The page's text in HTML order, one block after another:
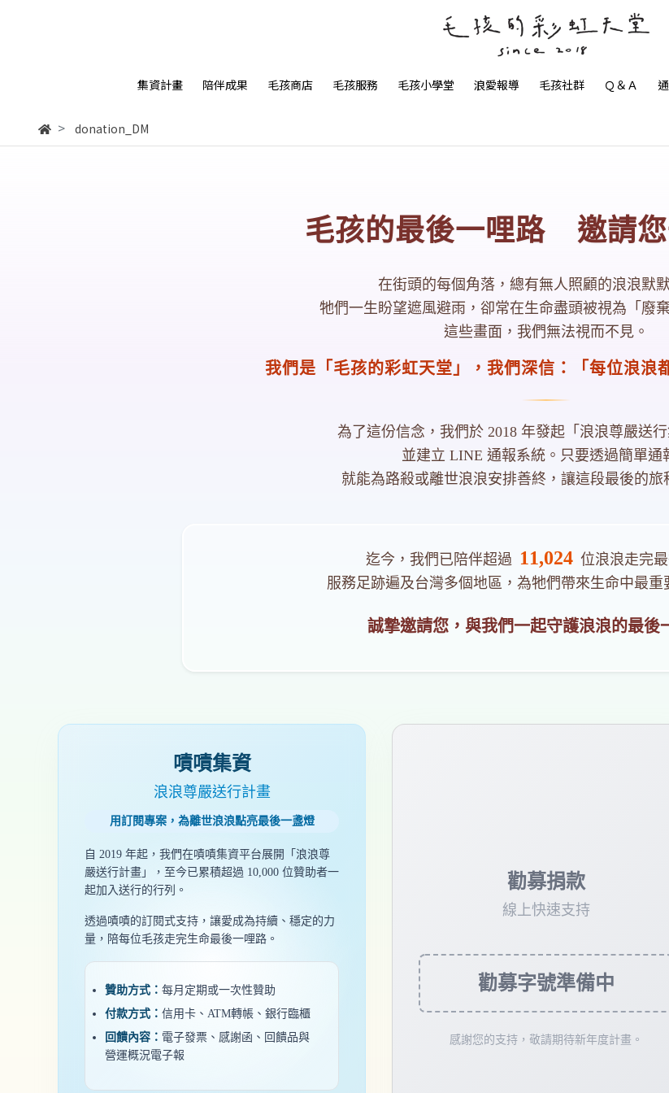
集資計畫 陪伴成果 毛孩商店 毛孩服務 毛孩小學堂 浪愛報導 毛孩社群 Ｑ＆Ａ
donation_DM
毛孩的最後一哩路 邀請
在街頭的每個角落，總有無人照顧的浪浪默
牠們一生盼望遮風避雨，卻常在生命盡頭被視為「廢
這些畫面，我們無法視而不見。
我們是「毛孩的彩虹天堂」，我們深信：「每位浪浪
為了這份信念，我們於 2018 年發起「浪浪尊嚴送行
並建立 LINE 通報系統。只要透過簡單通
就能為路殺或離世浪浪安排善終，讓這段最後的旅
迄今，我們已陪伴超過 11,024 位浪浪走完最
服務足跡遍及台灣多個地區，為牠們帶來生命中最重
誠摯邀請您，與我們一起守護浪浪的最後
嘖嘖集資
浪浪尊嚴送行計畫
用訂閱專案，為離世浪浪點亮最後一盞燈
自 2019 年起，我們在嘖嘖集資平台展開「浪浪尊
嚴送行計畫」，至今已累積超過 10,000 位贊助者一
起加入送行的行列。
透過嘖嘖的訂閱式支持，讓愛成為持續、穩定的力
量，陪每位毛孩走完生命最後一哩路。
贊助方式： 每月定期或一次性贊助
付款方式： 信用卡、ATM轉帳、銀行臨櫃
回饋內容： 電子發票、感謝函、回饋品與
營運概況電子報
勸募捐款
線上快速支持
勸募字號準備中
感謝您的支持，敬請期待新年度計畫。